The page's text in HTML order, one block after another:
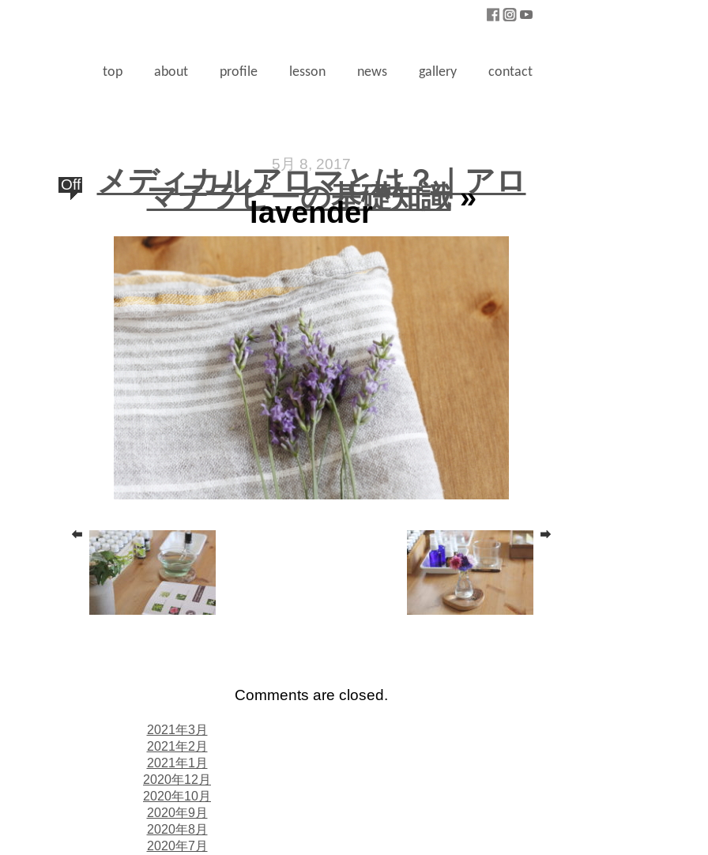
top about profile lesson news gallery contact
5月 8, 2017
Off
メディカルアロマとは？｜アロ
マテラピーの基礎知識»
lavender
Comments are closed.
2021年3月
2021年2月
2021年1月
2020年12月
2020年10月
2020年9月
2020年8月
2020年7月